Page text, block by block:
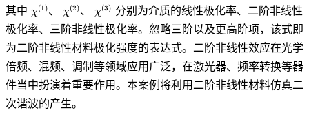
其中 \chi^{(1)}
χ(1)、 \chi^{(2)}
χ(2)、 \chi^{(3)}
χ(3) 分别为介质的线性极化率、二阶非线性
极化率、三阶非线性极化率。忽略三阶以及更高阶项，该式即
为二阶非线性材料极化强度的表达式。二阶非线性效应在光学
倍频、混频、调制等领域应用广泛，在激光器、频率转换等器
件当中扮演着重要作用。本案例将利用二阶非线性材料仿真二
次谐波的产生。